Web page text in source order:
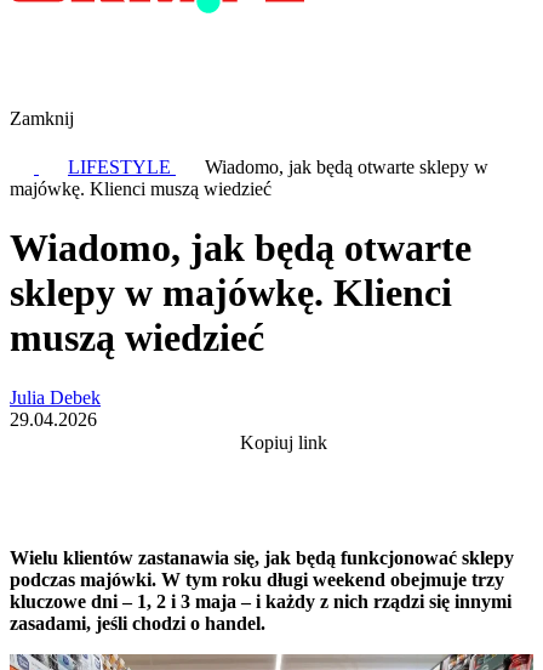
Zamknij
LIFESTYLE
Wiadomo, jak będą otwarte sklepy w
majówkę. Klienci muszą wiedzieć
Wiadomo, jak będą otwarte
sklepy w majówkę. Klienci
muszą wiedzieć
Julia Debek
29.04.2026
Kopiuj link
Wielu klientów zastanawia się, jak będą funkcjonować sklepy
podczas majówki. W tym roku długi weekend obejmuje trzy
kluczowe dni – 1, 2 i 3 maja – i każdy z nich rządzi się innymi
zasadami, jeśli chodzi o handel.